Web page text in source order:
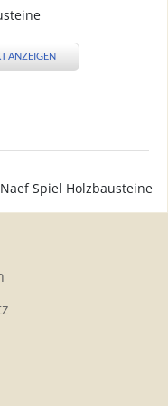
ANZEIGEN
Naef Spiel Holzbausteine